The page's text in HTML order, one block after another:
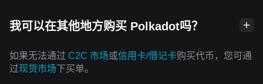
我可以在其他地方购买 Polkadot吗？
如果无法通过 C2C 市场或信用卡/借记卡购买代币，您可通
过现货市场下买单。